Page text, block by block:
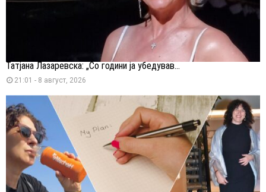
Татјана Лазаревска: „Со години ја убедував...
21:01 - 8 август, 2026